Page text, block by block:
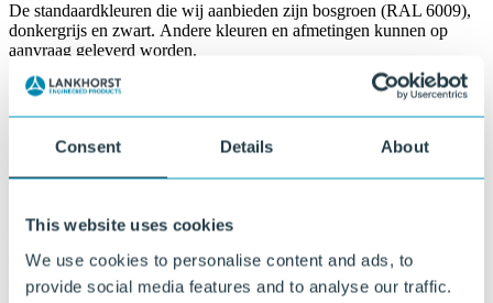
Consent Details About
This website uses cookies
We use cookies to personalise content and ads, to
provide social media features and to analyse our traffic.
De standaardkleuren die wij aanbieden zijn bosgroen (RAL 6009),
donkergrijs en zwart. Andere kleuren en afmetingen kunnen op
aanvraag geleverd worden.
Waarom Ekoshield?
Goede kleurvastheid
De kleur blijft langdurig mooi, ook bij langdurige blootstelling aan
zonlicht.